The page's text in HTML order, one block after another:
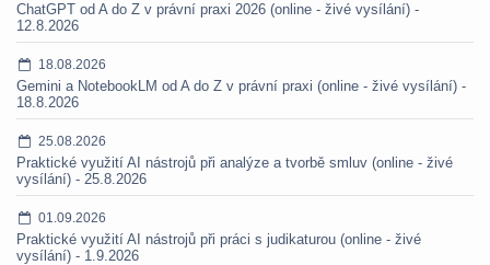
ChatGPT od A do Z v právní praxi 2026 (online - živé vysílání) -
12.8.2026
18.08.2026
Gemini a NotebookLM od A do Z v právní praxi (online - živé vysílání) -
18.8.2026
25.08.2026
Praktické využití AI nástrojů při analýze a tvorbě smluv (online - živé
vysílání) - 25.8.2026
01.09.2026
Praktické využití AI nástrojů při práci s judikaturou (online - živé
vysílání) - 1.9.2026